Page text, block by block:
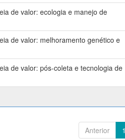
de valor: ecologia e manejo de
de valor: melhoramento genético e
de valor: pós-coleta e tecnologia de
Anterior 1